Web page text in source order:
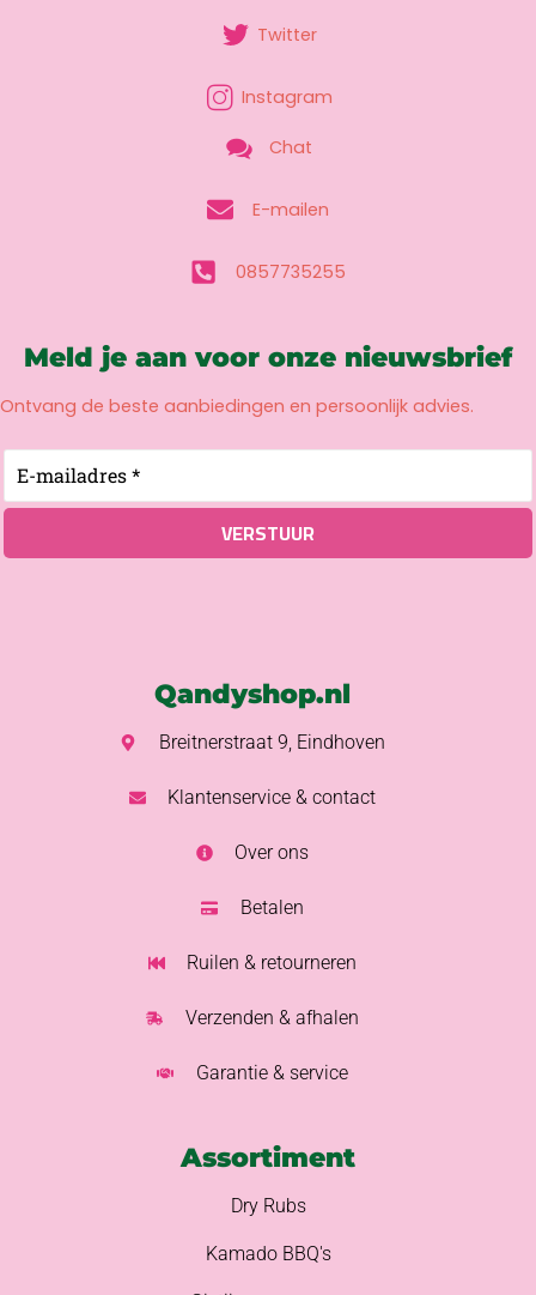
Twitter
Instagram
Chat
E-mailen
0857735255
Meld je aan voor onze nieuwsbrief
Ontvang de beste aanbiedingen en persoonlijk advies.
Qandyshop.nl
Breitnerstraat 9, Eindhoven
Klantenservice & contact
Over ons
Betalen
Ruilen & retourneren
Verzenden & afhalen
Garantie & service
Assortiment
Dry Rubs
Kamado BBQ's